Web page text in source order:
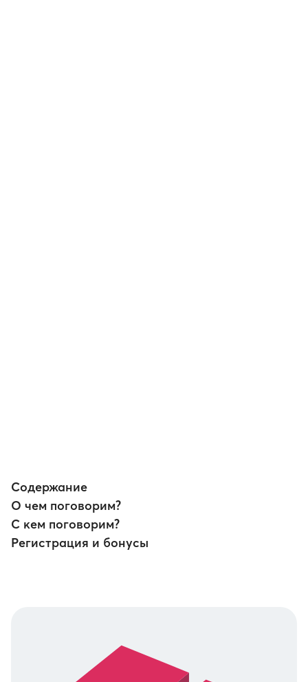
Содержание
О чем поговорим?
С кем поговорим?
Регистрация и бонусы